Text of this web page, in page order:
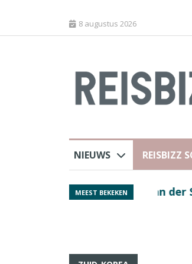
8 augustus 2026
NIEUWS REISBIZZ
MEEST BEKEKEN